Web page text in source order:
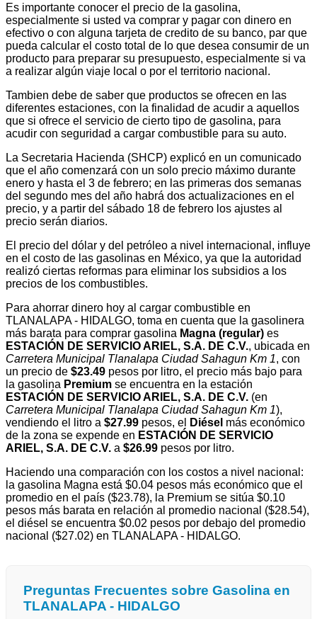
Es importante conocer el precio de la gasolina,
especialmente si usted va comprar y pagar con dinero en
efectivo o con alguna tarjeta de credito de su banco, par que
pueda calcular el costo total de lo que desea consumir de un
producto para preparar su presupuesto, especialmente si va
a realizar algún viaje local o por el territorio nacional.
Tambien debe de saber que productos se ofrecen en las
diferentes estaciones, con la finalidad de acudir a aquellos
que si ofrece el servicio de cierto tipo de gasolina, para
acudir con seguridad a cargar combustible para su auto.
La Secretaria Hacienda (SHCP) explicó en un comunicado
que el año comenzará con un solo precio máximo durante
enero y hasta el 3 de febrero; en las primeras dos semanas
del segundo mes del año habrá dos actualizaciones en el
precio, y a partir del sábado 18 de febrero los ajustes al
precio serán diarios.
El precio del dólar y del petróleo a nivel internacional, influye
en el costo de las gasolinas en México, ya que la autoridad
realizó ciertas reformas para eliminar los subsidios a los
precios de los combustibles.
Para ahorrar dinero hoy al cargar combustible en
TLANALAPA - HIDALGO, toma en cuenta que la gasolinera
más barata para comprar gasolina Magna (regular) es
ESTACIÓN DE SERVICIO ARIEL, S.A. DE C.V., ubicada en
Carretera Municipal Tlanalapa Ciudad Sahagun Km 1, con
un precio de $23.49 pesos por litro, el precio más bajo para
la gasolina Premium se encuentra en la estación
ESTACIÓN DE SERVICIO ARIEL, S.A. DE C.V. (en
Carretera Municipal Tlanalapa Ciudad Sahagun Km 1),
vendiendo el litro a $27.99 pesos, el Diésel más económico
de la zona se expende en ESTACIÓN DE SERVICIO
ARIEL, S.A. DE C.V. a $26.99 pesos por litro.
Haciendo una comparación con los costos a nivel nacional:
la gasolina Magna está $0.04 pesos más económico que el
promedio en el país ($23.78), la Premium se sitúa $0.10
pesos más barata en relación al promedio nacional ($28.54),
el diésel se encuentra $0.02 pesos por debajo del promedio
nacional ($27.02) en TLANALAPA - HIDALGO.
Preguntas Frecuentes sobre Gasolina en
TLANALAPA - HIDALGO